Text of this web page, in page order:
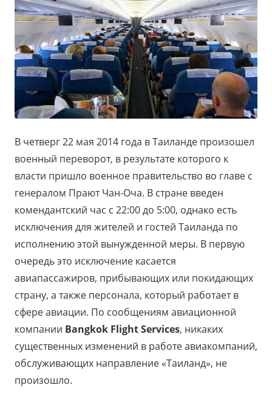
В четверг 22 мая 2014 года в Таиланде произошел
военный переворот, в результате которого к
власти пришло военное правительство во главе с
генералом Прают Чан-Оча. В стране введен
комендантский час с 22:00 до 5:00, однако есть
исключения для жителей и гостей Таиланда по
исполнению этой вынужденной меры. В первую
очередь это исключение касается
авиапассажиров, прибывающих или покидающих
страну, а также персонала, который работает в
сфере авиации. По сообщениям авиационной
компании Bangkok Flight Services, никаких
существенных изменений в работе авиакомпаний,
обслуживающих направление «Таиланд», не
произошло.